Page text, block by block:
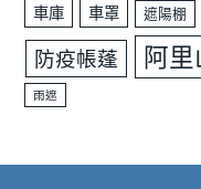
車庫 車罩 遮陽棚
防疫帳蓬 阿
雨遮